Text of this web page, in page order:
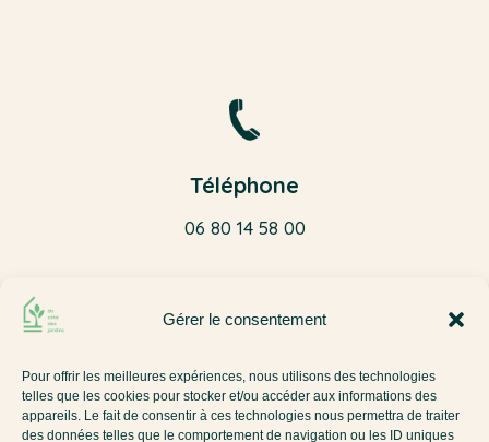
Gérer le consentement
Pour offrir les meilleures expériences, nous utilisons des technologies
telles que les cookies pour stocker et/ou accéder aux informations des
appareils. Le fait de consentir à ces technologies nous permettra de traiter
des données telles que le comportement de navigation ou les ID uniques
Téléphone
06 80 14 58 00
du.cote.des.jardins@gmail.com